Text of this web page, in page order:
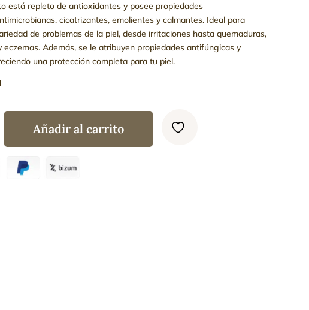
está repleto de antioxidantes y posee propiedades
cicatrizantes, emolientes y calmantes. Ideal para
de problemas de la piel, desde irritaciones hasta quemaduras,
eczemas. Además, se le atribuyen propiedades antifúngicas y
una protección completa para tu piel.
Añadir al carrito